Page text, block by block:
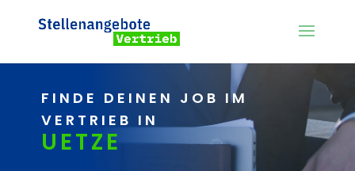
FINDE DEINEN JOB IM
VERTRIEB IN
UETZE